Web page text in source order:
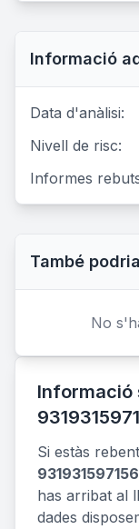
Informació
Data d'anàlisi:
Nivell de risc:
Informes
També
No
Informació
Si estàs
931931597156
has arribat al
dades